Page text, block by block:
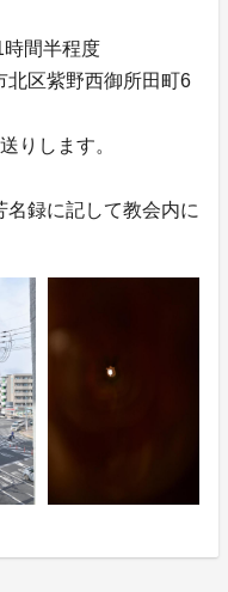
間半程度
北区紫野西御所田町6
りします。
名録に記して教会内に